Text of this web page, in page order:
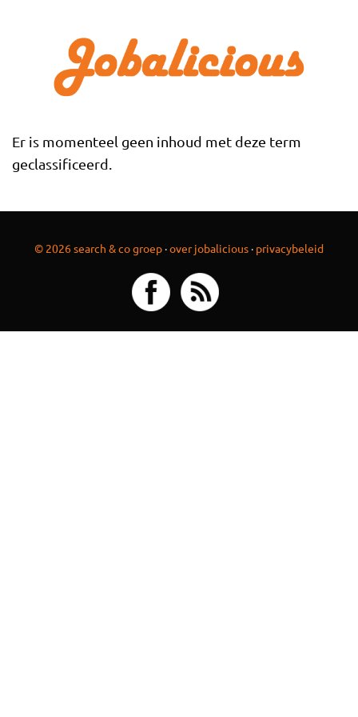
Er is momenteel geen inhoud met deze term
geclassificeerd.
© 2026 search & co groep ·over jobalicious · privacybeleid